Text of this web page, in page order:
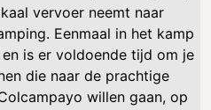
vervoer neemt naar
Eenmaal in het kamp
is er voldoende tijd om je
die naar de prachtige
willen gaan, op